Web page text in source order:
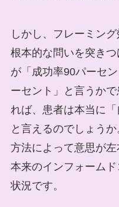
しかし、フレーミン
根本的な問いを突き
が「成功率90パーセ
ーセント」と言うか
れば、患者は本当に
と言えるのでしょう
方法によって意思が
本来のインフォーム
状況です。